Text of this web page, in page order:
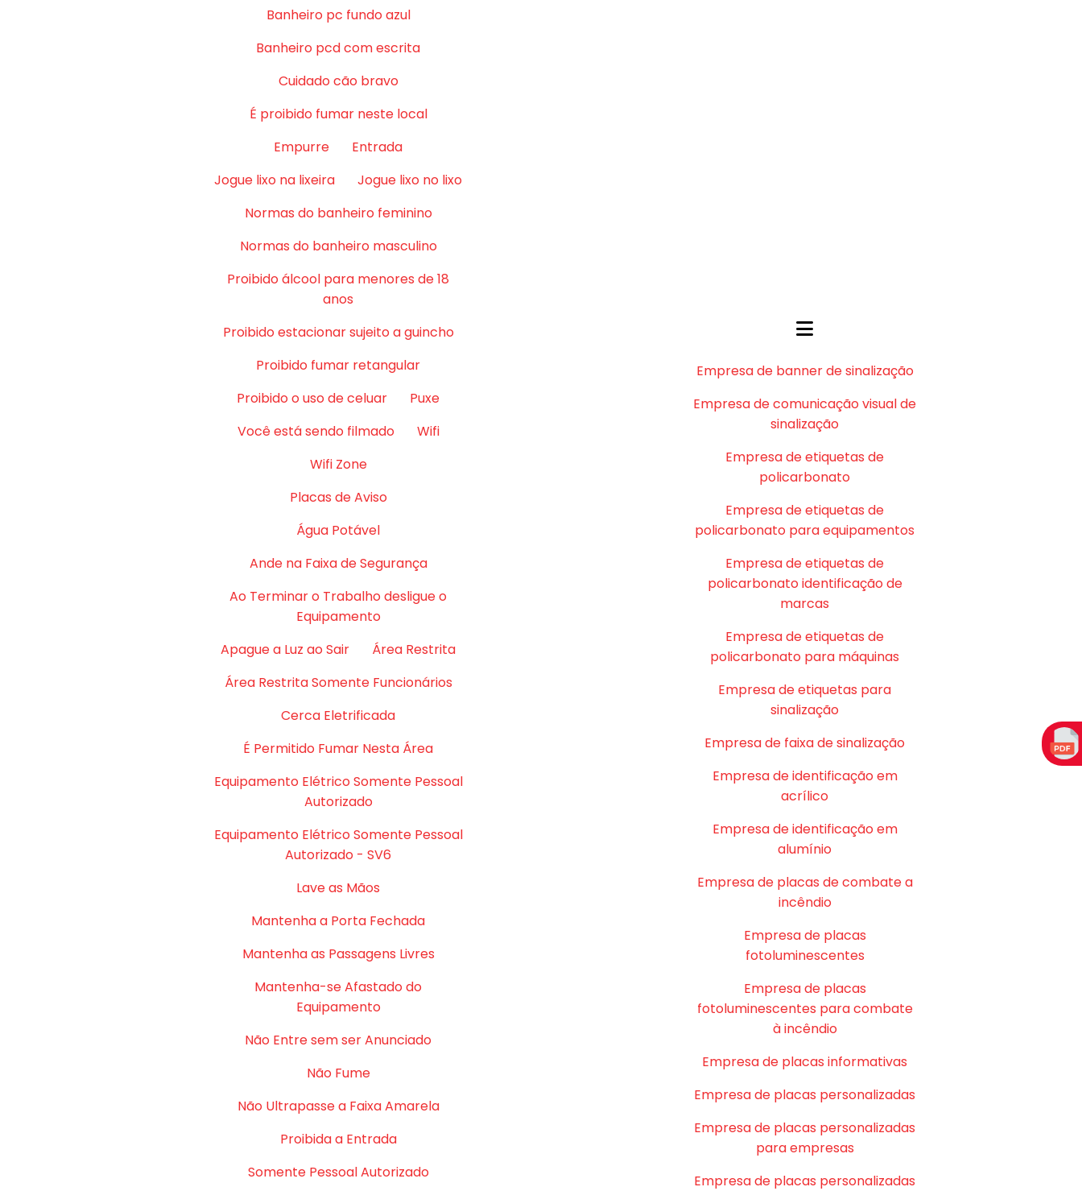
Banheiro pc fundo azul
Banheiro pcd com escrita
Cuidado cão bravo
É proibido fumar neste local
Empurre
Entrada
Jogue lixo na lixeira
Jogue lixo no lixo
Normas do banheiro feminino
Normas do banheiro masculino
Proibido álcool para menores de 18
anos
Proibido estacionar sujeito a guincho
Proibido fumar retangular
Proibido o uso de celuar
Puxe
Você está sendo filmado
Wifi
Wifi Zone
Placas de Aviso
Água Potável
Ande na Faixa de Segurança
Ao Terminar o Trabalho desligue o
Equipamento
Apague a Luz ao Sair
Área Restrita
Área Restrita Somente Funcionários
Cerca Eletrificada
É Permitido Fumar Nesta Área
Equipamento Elétrico Somente Pessoal
Autorizado
Equipamento Elétrico Somente Pessoal
Autorizado - SV6
Lave as Mãos
Mantenha a Porta Fechada
Mantenha as Passagens Livres
Mantenha-se Afastado do
Equipamento
Não Entre sem ser Anunciado
Não Fume
Não Ultrapasse a Faixa Amarela
Proibida a Entrada
Somente Pessoal Autorizado
Empresa de banner de sinalização
Empresa de comunicação visual de
sinalização
Empresa de etiquetas de
policarbonato
Empresa de etiquetas de
policarbonato para equipamentos
Empresa de etiquetas de
policarbonato identificação de
marcas
Empresa de etiquetas de
policarbonato para máquinas
Empresa de etiquetas para
sinalização
Empresa de faixa de sinalização
Empresa de identificação em
acrílico
Empresa de identificação em
alumínio
Empresa de placas de combate a
incêndio
Empresa de placas
fotoluminescentes
Empresa de placas
fotoluminescentes para combate
à incêndio
Empresa de placas informativas
Empresa de placas personalizadas
Empresa de placas personalizadas
para empresas
Empresa de placas personalizadas